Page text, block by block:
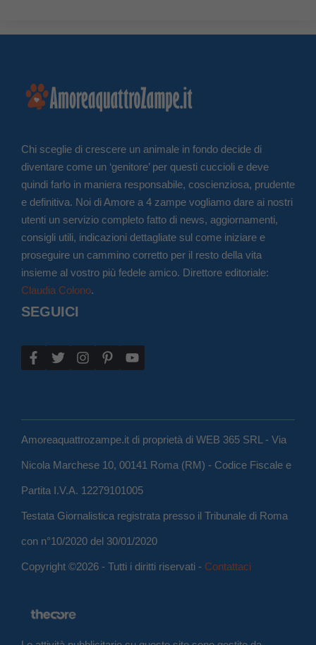
Chi sceglie di crescere un animale in fondo decide di
diventare come un ‘genitore’ per questi cuccioli e deve
quindi farlo in maniera responsabile, coscienziosa, prudente
e definitiva. Noi di Amore a 4 zampe vogliamo dare ai nostri
utenti un servizio completo fatto di news, aggiornamenti,
consigli utili, indicazioni dettagliate sul come iniziare e
proseguire un cammino corretto per il resto della vita
insieme al vostro più fedele amico. Direttore editoriale:
Claudia Colono.
SEGUICI
Amoreaquattrozampe.it di proprietà di WEB 365 SRL - Via
Nicola Marchese 10, 00141 Roma (RM) - Codice Fiscale e
Partita I.V.A. 12279101005
Testata Giornalistica registrata presso il Tribunale di Roma
con n°10/2020 del 30/01/2020
Copyright ©2026 - Tutti i diritti riservati - Contattaci